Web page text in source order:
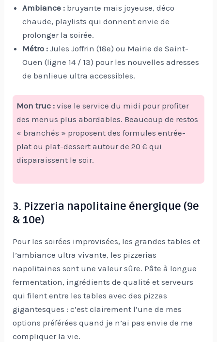
Ambiance : bruyante mais joyeuse, déco
chaude, playlists qui donnent envie de
prolonger la soirée.
Métro : Jules Joffrin (18e) ou Mairie de Saint-
Ouen (ligne 14 / 13) pour les nouvelles adresses
de banlieue ultra accessibles.
Mon truc : vise le service du midi pour profiter
des menus plus abordables. Beaucoup de restos
« branchés » proposent des formules entrée-
plat ou plat-dessert autour de 20 € qui
disparaissent le soir.
3. Pizzeria napolitaine énergique (9e
& 10e)
Pour les soirées improvisées, les grandes tables et
l’ambiance ultra vivante, les pizzerias
napolitaines sont une valeur sûre. Pâte à longue
fermentation, ingrédients de qualité et serveurs
qui filent entre les tables avec des pizzas
gigantesques : c’est clairement l’une de mes
options préférées quand je n’ai pas envie de me
compliquer la vie.